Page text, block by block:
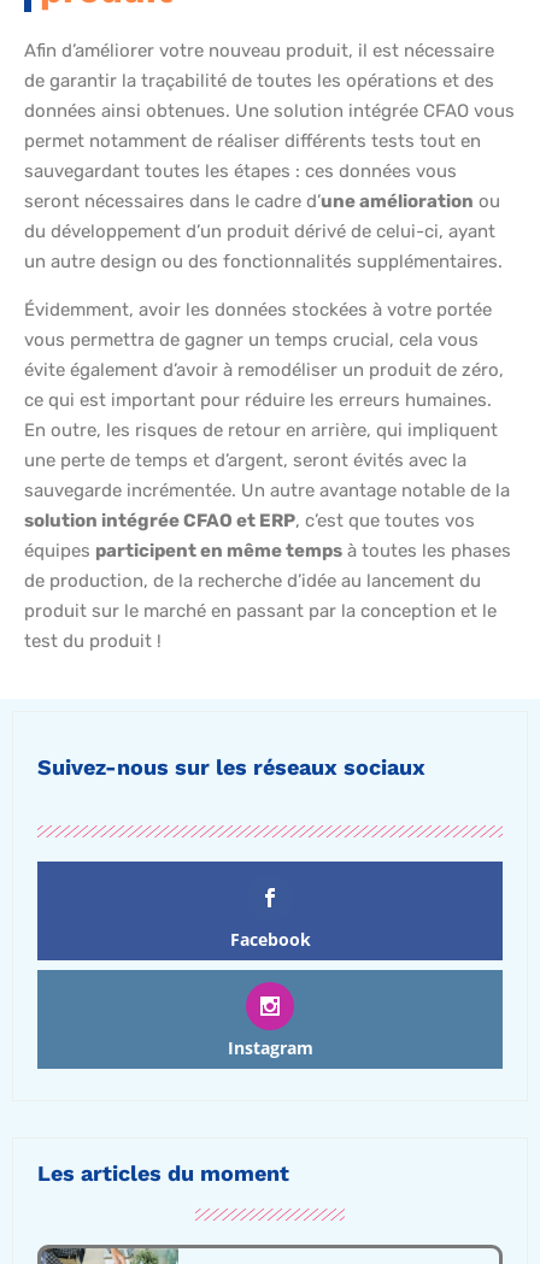
Afin d’améliorer votre nouveau produit, il est nécessaire
de garantir la traçabilité de toutes les opérations et des
données ainsi obtenues. Une solution intégrée CFAO vous
permet notamment de réaliser différents tests tout en
sauvegardant toutes les étapes : ces données vous
seront nécessaires dans le cadre d’une amélioration ou
du développement d’un produit dérivé de celui-ci, ayant
un autre design ou des fonctionnalités supplémentaires.
Évidemment, avoir les données stockées à votre portée
vous permettra de gagner un temps crucial, cela vous
évite également d’avoir à remodéliser un produit de zéro,
ce qui est important pour réduire les erreurs humaines.
En outre, les risques de retour en arrière, qui impliquent
une perte de temps et d’argent, seront évités avec la
sauvegarde incrémentée. Un autre avantage notable de la
solution intégrée CFAO et ERP, c’est que toutes vos
équipes participent en même temps à toutes les phases
de production, de la recherche d’idée au lancement du
produit sur le marché en passant par la conception et le
test du produit !
Suivez-nous sur les réseaux sociaux
Facebook
Instagram
Les articles du moment